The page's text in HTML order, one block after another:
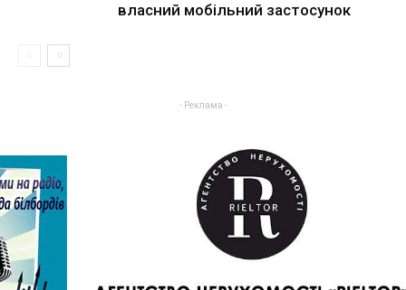
власний мобільний застосунок
- Реклама -